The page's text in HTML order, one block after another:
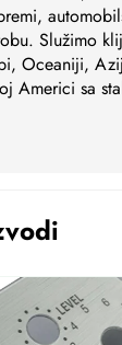
Služimo
Oceaniji,
Americi sa